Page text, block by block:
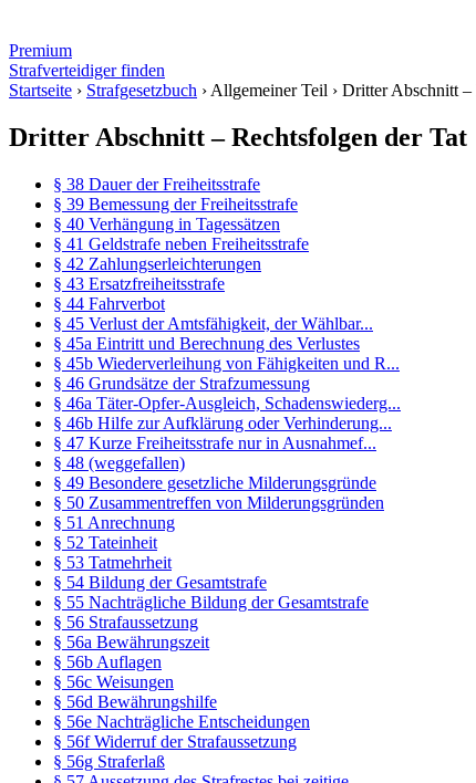
Premium
Strafverteidiger finden
Startseite › Strafgesetzbuch › Allgemeiner Teil › Dritter Abschnitt –
Dritter Abschnitt – Rechtsfolgen der Tat
§ 38 Dauer der Freiheitsstrafe
§ 39 Bemessung der Freiheitsstrafe
§ 40 Verhängung in Tagessätzen
§ 41 Geldstrafe neben Freiheitsstrafe
§ 42 Zahlungserleichterungen
§ 43 Ersatzfreiheitsstrafe
§ 44 Fahrverbot
§ 45 Verlust der Amtsfähigkeit, der Wählbar...
§ 45a Eintritt und Berechnung des Verlustes
§ 45b Wiederverleihung von Fähigkeiten und R...
§ 46 Grundsätze der Strafzumessung
§ 46a Täter-Opfer-Ausgleich, Schadenswiederg...
§ 46b Hilfe zur Aufklärung oder Verhinderung...
§ 47 Kurze Freiheitsstrafe nur in Ausnahmef...
§ 48 (weggefallen)
§ 49 Besondere gesetzliche Milderungsgründe
§ 50 Zusammentreffen von Milderungsgründen
§ 51 Anrechnung
§ 52 Tateinheit
§ 53 Tatmehrheit
§ 54 Bildung der Gesamtstrafe
§ 55 Nachträgliche Bildung der Gesamtstrafe
§ 56 Strafaussetzung
§ 56a Bewährungszeit
§ 56b Auflagen
§ 56c Weisungen
§ 56d Bewährungshilfe
§ 56e Nachträgliche Entscheidungen
§ 56f Widerruf der Strafaussetzung
§ 56g Straferlaß